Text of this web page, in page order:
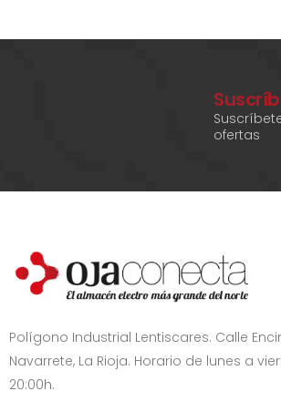
ofertas
Polígono Industrial Lentiscares. Calle
Navarrete, La Rioja. Horario de lunes a
20:00h.